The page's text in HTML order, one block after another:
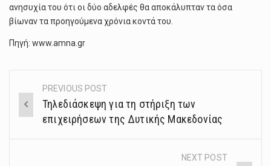
ανησυχία του ότι οι δύο αδελφές θα αποκάλυπταν τα όσα
βίωναν τα προηγούμενα χρόνια κοντά του.
Πηγή: www.amna.gr
Post
navigation
PREVIOUS POST
Τηλεδιάσκεψη για τη στήριξη των
επιχειρήσεων της Δυτικής Μακεδονίας
NEXT POST